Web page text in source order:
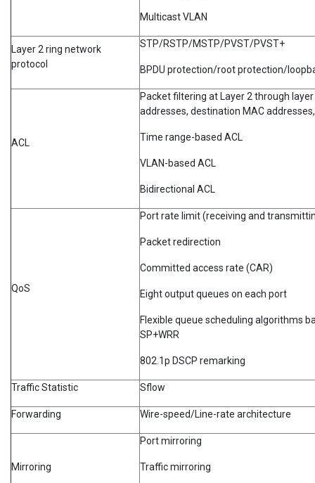
Multicast VLAN
Layer 2 ring network
protocol
STP/RSTP/MSTP/PVST/PVST+
BPDU protection/root protection/
ACL
Packet filtering at Layer 2 through
addresses, destination MAC
Time range-based ACL
VLAN-based ACL
Bidirectional ACL
QoS
Port rate limit (receiving and
Packet redirection
Committed access rate (CAR)
Eight output queues on each port
Flexible queue scheduling algorithms
SP+WRR
802.1p DSCP remarking
Traffic Statistic Sflow
Forwarding Wire-speed/Line-rate architecture
Mirroring
Port mirroring
Traffic mirroring